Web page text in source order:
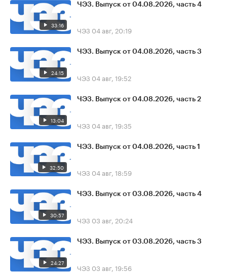
33:16
ЧЭЗ. Выпуск от 04.08.2026, часть 4
ЧЭЗ 04 авг, 20:19
24:15
ЧЭЗ. Выпуск от 04.08.2026, часть 3
ЧЭЗ 04 авг, 19:52
13:04
ЧЭЗ. Выпуск от 04.08.2026, часть 2
ЧЭЗ 04 авг, 19:35
32:50
ЧЭЗ. Выпуск от 04.08.2026, часть 1
ЧЭЗ 04 авг, 18:59
30:57
ЧЭЗ. Выпуск от 03.08.2026, часть 4
ЧЭЗ 03 авг, 20:24
24:27
ЧЭЗ. Выпуск от 03.08.2026, часть 3
ЧЭЗ 03 авг, 19:56